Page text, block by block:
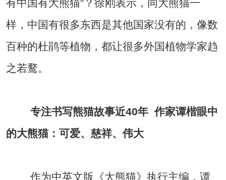
有中国有大熊猫”？徐刚表示，同大熊猫一
样，中国有很多东西是其他国家没有的，像数
百种的杜鹃等植物，都让很多外国植物学家趋
之若鹜。
专注书写熊猫故事近40年 作家谭楷眼中
的大熊猫：可爱、慈祥、伟大
作为中英文版《大熊猫》执行主编，谭